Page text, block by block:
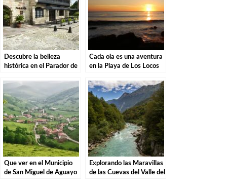
Descubre la belleza
histórica en el Parador de
destino perfecto para tu
escapada
Cada ola es una aventura
en la Playa de Los Locos
Que ver en el Municipio
de San Miguel de Aguayo
Explorando las Maravillas
de las Cuevas del Valle del